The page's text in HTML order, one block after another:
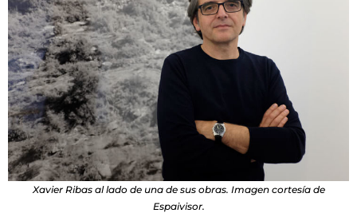
Xavier Ribas al lado de una de sus obras. Imagen cortesía de
Espaivisor.